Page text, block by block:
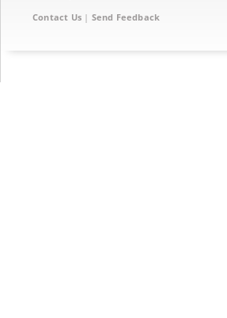
Contact Us | Send Feedback